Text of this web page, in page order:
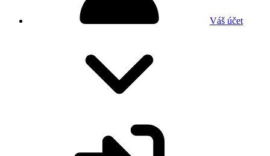
Váš účet